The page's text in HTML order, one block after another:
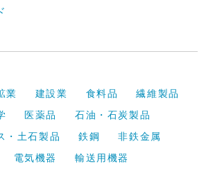
業 建設業 食料品
繊維製品
医薬品
石油・石炭製品
・土石製品 鉄鋼
非鉄金属
電気機器
輸送用機器